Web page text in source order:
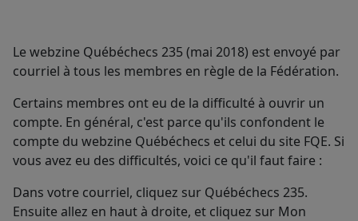
Le webzine Québéchecs 235 (mai 2018) est envoyé par
courriel à tous les membres en règle de la Fédération.
Certains membres ont eu de la difficulté à ouvrir un
compte. En général, c'est parce qu'ils confondent le
compte du webzine Québéchecs et celui du site FQE. Si
vous avez eu des difficultés, voici ce qu'il faut faire :
Dans votre courriel, cliquez sur Québéchecs 235.
Ensuite allez en haut à droite, et cliquez sur Mon